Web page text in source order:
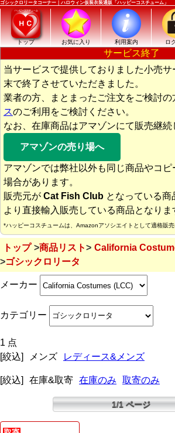
ゴシックロリータコーナー｜ハロウィン仮装衣装通販「ハッピーコスチューム」
トップ お気に入り 利用案内 ロ
サービス終了
当サービスで提供しておりました小売サ
末で終了させていただきました。
業者の方、まとまったご注文をご検討の
スのご利用をご検討ください。
なお、在庫商品はアマゾンにて販売継続
アマゾンの売り場へ
アマゾンでは弊社以外も同じ商品やコピ
場合があります。
販売元が Cat Fish Club となっている商
より直接輸入販売している商品となりま
*ハッピーコスチュームは、Amazonアソシエイトとして適格販売
トップ 商品リスト
California
ゴシックロリータ
メーカー
カテゴリー
1 点
[絞込]
メンズ レディース&メンズ
[絞込] 在庫&取寄 在庫のみ 取寄のみ
1/1 ページ